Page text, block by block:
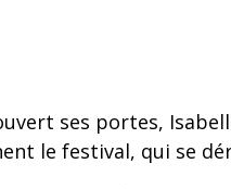
ses portes,
le festival, qui se